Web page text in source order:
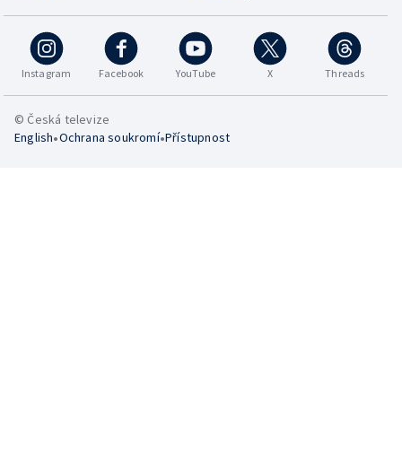
Instagram Facebook YouTube X Threads
© Česká televize
English•Ochrana soukromí•Přístupnost